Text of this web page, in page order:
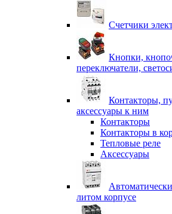
Счетчики
Кнопки,
переключатели,
Контакторы,
аксессуары к ним
Контакторы
Контакторы в
Тепловые реле
Аксессуары
литом корпусе